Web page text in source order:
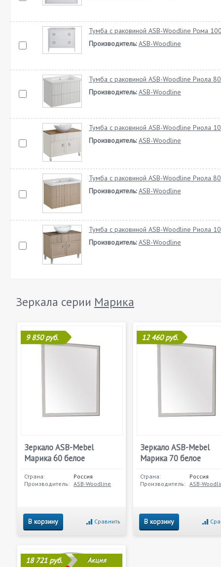
Тумба с раковиной ASB-Woodline Рома
Производитель: ASB-Woodline
Тумба с раковиной ASB-Woodline Риола
Производитель: ASB-Woodline
Тумба с раковиной ASB-Woodline Риола
Производитель: ASB-Woodline
Тумба с раковиной ASB-Woodline Риола
Производитель: ASB-Woodline
Тумба с раковиной ASB-Woodline Риола
Производитель: ASB-Woodline
Зеркала серии Марика
9 850 руб.
Зеркало ASB-Mebel
Марика 60 белое
Страна:
Россия
Производитель: ASB-Woodline
В корзину Сравнить
12 460 руб.
Зеркало ASB-Mebel
Марика 70 белое
Страна:
Россия
Производитель: ASB-
В корзину
18 721 руб. Акция